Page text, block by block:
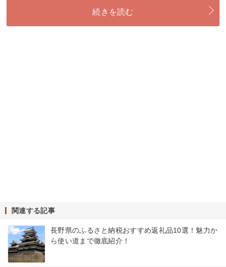
続きを読む
関連する記事
長野県のふるさと納税おすすめ返礼品10選！魅力か
ら使い道まで徹底紹介！